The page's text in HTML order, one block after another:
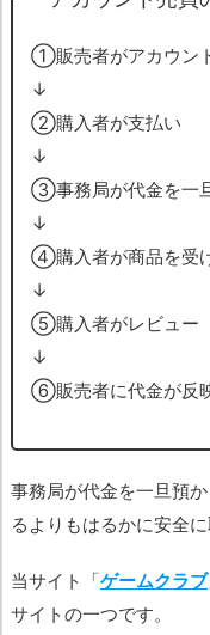
➀販売者がアカウン
↓
➁購入者が支払い
↓
➂事務局が代金を一
↓
➃購入者が商品を受
↓
➄購入者がレビュー
↓
➅販売者に代金が反
事務局が代金を一旦預
るよりもはるかに安全
当サイト「ゲームクラブ
サイトの一つです。